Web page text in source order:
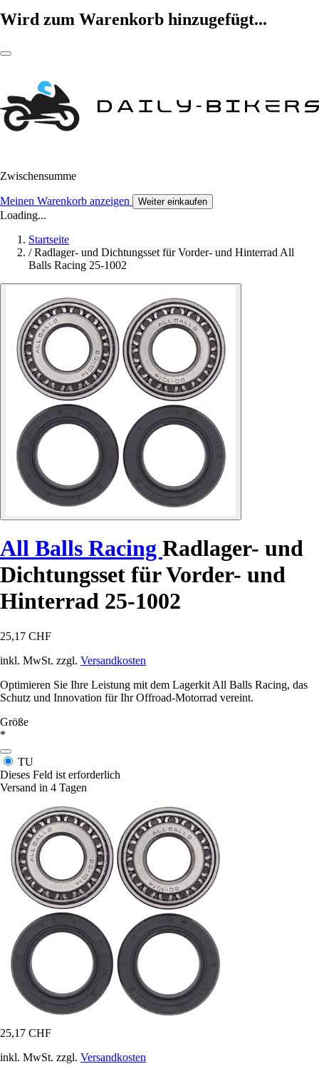
Wird zum Warenkorb hinzugefügt...
Zwischensumme
Meinen Warenkorb anzeigen Weiter einkaufen
Loading...
Startseite
/ Radlager- und Dichtungsset für Vorder- und Hinterrad All
Balls Racing 25-1002
All Balls Racing Radlager- und
Dichtungsset für Vorder- und
Hinterrad 25-1002
25,17 CHF
inkl. MwSt. zzgl. Versandkosten
Optimieren Sie Ihre Leistung mit dem Lagerkit All Balls Racing, das
Schutz und Innovation für Ihr Offroad-Motorrad vereint.
Größe
*
TU
Dieses Feld ist erforderlich
Versand in 4 Tagen
25,17 CHF
inkl. MwSt. zzgl. Versandkosten